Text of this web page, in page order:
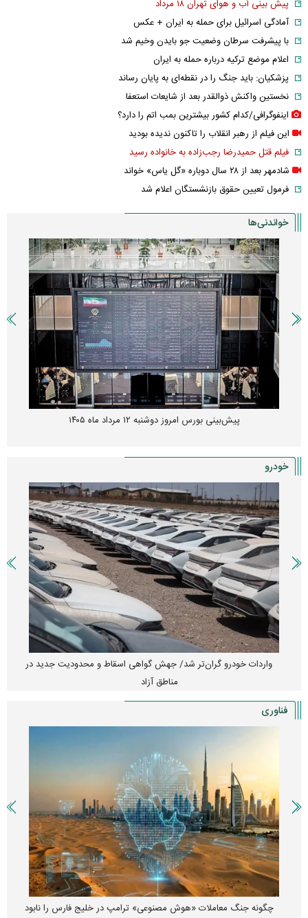
پیش بینی آب و هوای تهران ۱۸ مرداد
آمادگی اسرائیل برای حمله به ایران + عکس
با پیشرفت سرطان وضعیت جو بایدن وخیم شد
اعلام موضع ترکیه درباره حمله به ایران
پزشکیان: باید جنگ را در نقطه‌ای به پایان رساند
نخستین واکنش ذوالقدر بعد از شایعات استعفا
اینفوگرافی/کدام کشور بیشترین بمب اتم را دارد؟
این فیلم از رهبر انقلاب را تاکنون ندیده بودید
فیلم قتل حمیدرضا رجب‌زاده به خانواده رسید
شادمهر بعد از ۲۸ سال دوباره «گل یاس» خواند
فرمول تعیین حقوق بازنشستگان اعلام شد
خواندنی‌ها
پیش‌بینی بورس امروز دوشنبه ۱۲ مرداد ماه ۱۴۰۵
خودرو
واردات خودرو گران‌تر شد/ جهش گواهی اسقاط و محدودیت جدید در
مناطق آزاد
فناوری
چگونه جنگ معاملات «هوش مصنوعی» ترامپ در خلیج فارس را نابود